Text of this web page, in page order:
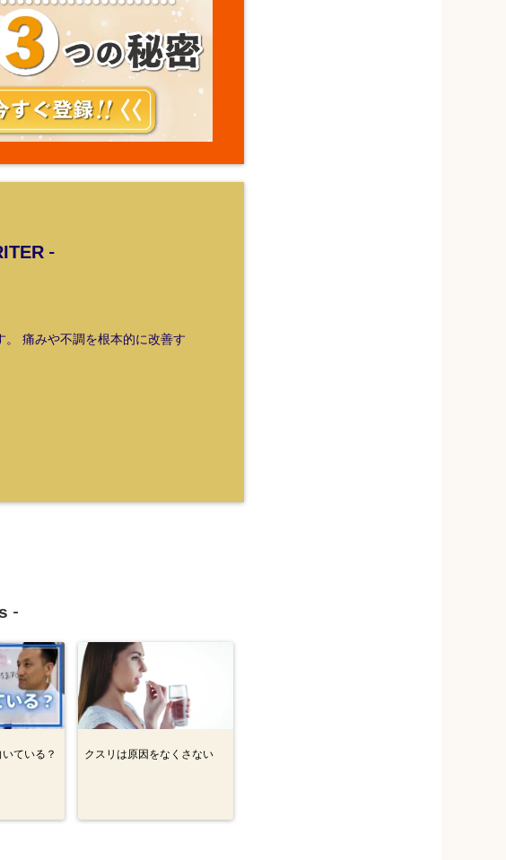
-
。 痛みや不調を根本的に改善す
-
ている？ クスリは原因をなくさない